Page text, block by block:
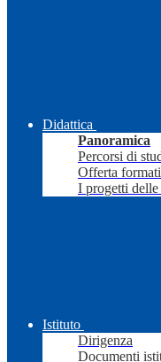
Didattica
Panoramica
Percorsi di
Offerta
I progetti delle
Istituto
Dirigenza
Documenti